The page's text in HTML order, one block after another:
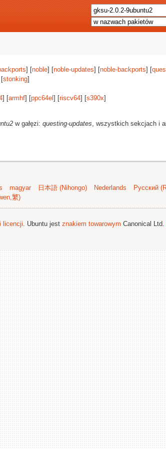
] [noble] [noble-updates] [noble-backports] [
stonking]
] [armhf] [ppc64el ] [riscv64] [s390x]
w gałęzi: questing-updates, wszystkich sekcjach i
magyar 日本語 (Nihongo) Nederlands Русский
繁)
licencji. Ubuntu jest znakiem towarowym Canonical Ltd.